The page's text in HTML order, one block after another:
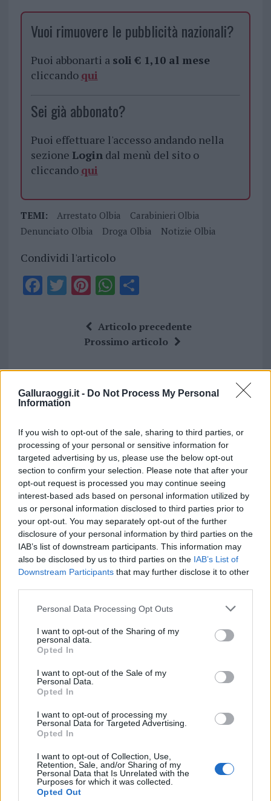
Galluraoggi.it - Do Not Process My Personal
Information
If you wish to opt-out of the sale, sharing to third parties, or
processing of your personal or sensitive information for
targeted advertising by us, please use the below opt-out
section to confirm your selection. Please note that after your
opt-out request is processed you may continue seeing
interest-based ads based on personal information utilized by
us or personal information disclosed to third parties prior to
your opt-out. You may separately opt-out of the further
disclosure of your personal information by third parties on the
IAB’s list of downstream participants. This information may
also be disclosed by us to third parties on the IAB’s List of
Downstream Participants that may further disclose it to other
Please note that this website/app uses one or more Google
not limited to your visit or usage behaviour. You may click to
grant or deny consent to Google and its third-party tags to
use your data for below specified purposes in below Google
consent section.
Personal Data Processing Opt Outs
I want to opt-out of the Sharing of my
personal data.
Opted In
I want to opt-out of the Sale of my
Personal Data.
Opted In
I want to opt-out of processing my
Personal Data for Targeted Advertising.
Opted In
I want to opt-out of Collection, Use,
Retention, Sale, and/or Sharing of my
Personal Data that Is Unrelated with the
Purposes for which it was collected.
Opted Out
Vuoi rimuovere le pubblicità nazionali?
Puoi abbonarti a soli € 1,10 al mese
cliccando qui
Sei già abbonato?
Puoi effettuare l'accesso andando nella
sezione Logindal menù del sito o
cliccando qui
TEMI: Arrestato Olbia
Carabinieri Olbia
Denunciato Olbia
Droga Olbia Notizie Olbia
Condividi l'articolo
F
o
k
T
r
Pi
te
re
st
W
at
s
A
p
S
a
re
Articolo precedente
Prossimo articolo
NOTIZIE RECENTI
Migliori cliniche di estetica medicale avanzata
in Europa: classifica dei 5 centri di riferimento
pe…
Incendi, a San Pasquale arriva il Campo Base:
l’inaugurazione
Andrea Mura conquista Palau: grande
partecipazione per il suo racconto
Calangianus, allarme sul centro accoglienza
Gallura, finti clienti svuotano le suite: furto da
50mila nel resort
Meteo Olbia 7 agosto, sole e caldo tornano
Test tunnel Olbia: rampe chiuse ancora fino a
fine agosto